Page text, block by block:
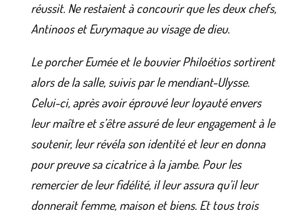
réussit. Ne restaient à concourir que les deux chefs,
Antinoos et Eurymaque au visage de dieu.
Le porcher Eumée et le bouvier Philoétios sortirent
alors de la salle, suivis par le mendiant-Ulysse.
Celui-ci, après avoir éprouvé leur loyauté envers
leur maître et s’être assuré de leur engagement à le
soutenir, leur révéla son identité et leur en donna
pour preuve sa cicatrice à la jambe. Pour les
remercier de leur fidélité, il leur assura qu’il leur
donnerait femme, maison et biens. Et tous trois